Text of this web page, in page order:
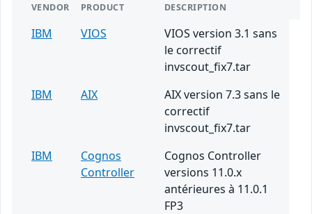
VENDOR PRODUCT DESCRIPTION
IBM VIOS
VIOS version 3.1 sans
le correctif
invscout_fix7.tar
IBM
AIX
AIX version 7.3 sans le
correctif
invscout_fix7.tar
IBM
Cognos
Controller
Cognos Controller
versions 11.0.x
antérieures à 11.0.1
FP3